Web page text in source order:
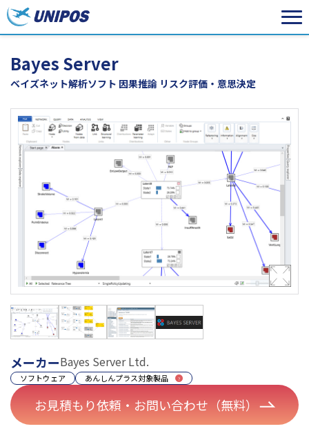
Bayes Server
ベイズネット解析ソフト 因果推論 リスク評価・意思決定
メーカーBayes Server Ltd.
ソフトウェア あんしんプラス対象製品
お見積もり依頼・お問い合わせ（無料）